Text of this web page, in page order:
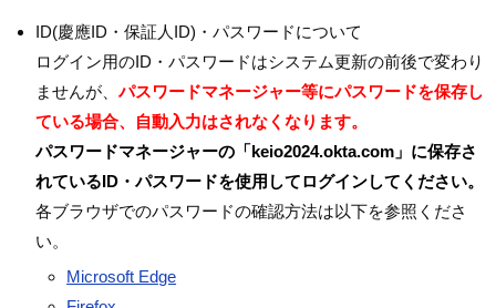
ID(慶應ID・保証人ID)・パスワードについて
ログイン用のID・パスワードはシステム更新の前後で変わり
ませんが、パスワードマネージャー等にパスワードを保存し
ている場合、自動入力はされなくなります。
パスワードマネージャーの「keio2024.okta.com」に保存さ
れているID・パスワードを使用してログインしてください。
各ブラウザでのパスワードの確認方法は以下を参照くださ
い。
Microsoft Edge